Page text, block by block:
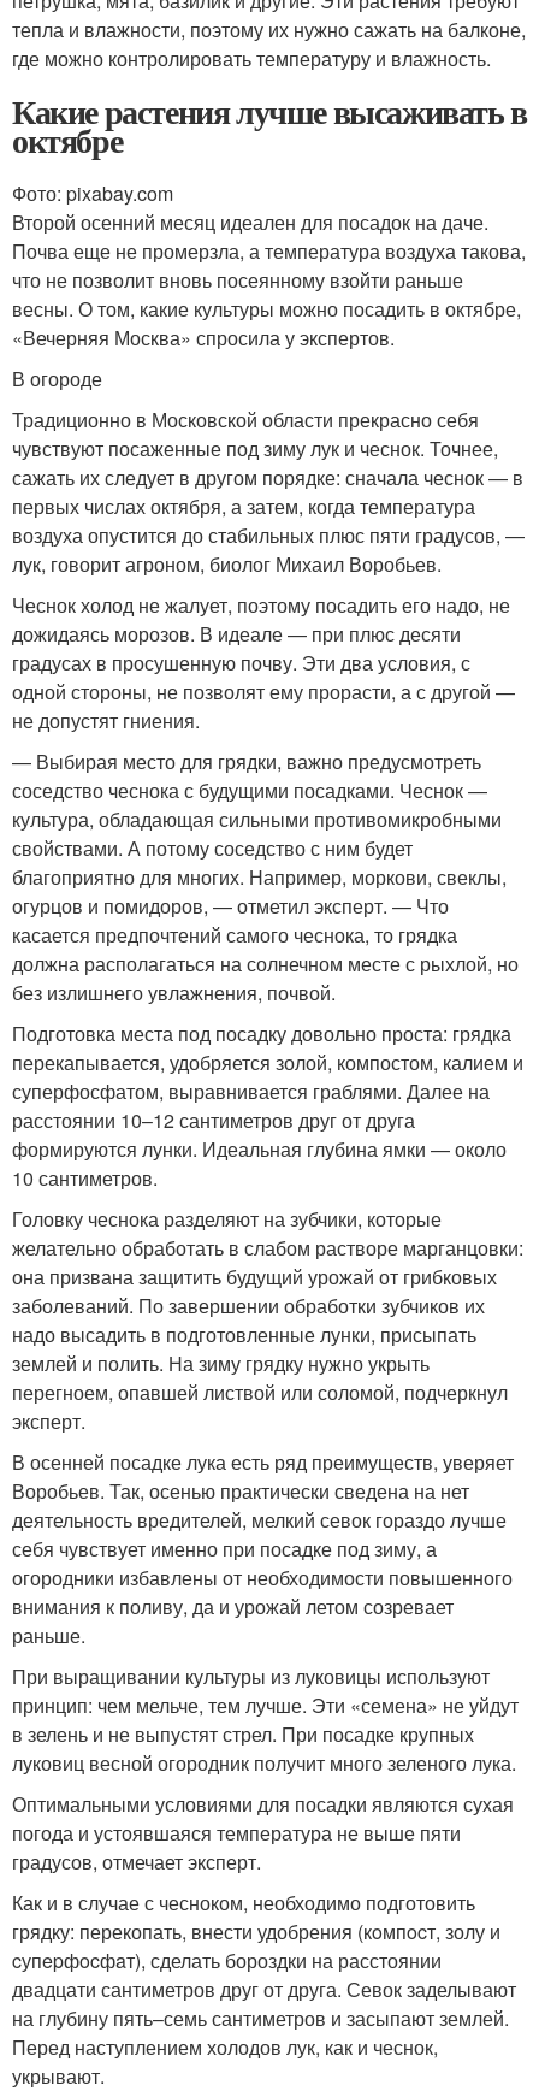
тепла и влажности, поэтому их нужно сажать на балконе,
где можно контролировать температуру и влажность.
Какие растения лучше высаживать в
октябре
Фото: pixabay.com
Второй осенний месяц идеален для посадок на даче.
Почва еще не промерзла, а температура воздуха такова,
что не позволит вновь посеянному взойти раньше
весны. О том, какие культуры можно посадить в октябре,
«Вечерняя Москва» спросила у экспертов.
В огороде
Традиционно в Московской области прекрасно себя
чувствуют посаженные под зиму лук и чеснок. Точнее,
сажать их следует в другом порядке: сначала чеснок — в
первых числах октября, а затем, когда температура
воздуха опустится до стабильных плюс пяти градусов, —
лук, говорит агроном, биолог Михаил Воробьев.
Чеснок холод не жалует, поэтому посадить его надо, не
дожидаясь морозов. В идеале — при плюс десяти
градусах в просушенную почву. Эти два условия, с
одной стороны, не позволят ему прорасти, а с другой —
не допустят гниения.
— Выбирая место для грядки, важно предусмотреть
соседство чеснока с будущими посадками. Чеснок —
культура, обладающая сильными противомикробными
свойствами. А потому соседство с ним будет
благоприятно для многих. Например, моркови, свеклы,
огурцов и помидоров, — отметил эксперт. — Что
касается предпочтений самого чеснока, то грядка
должна располагаться на солнечном месте с рыхлой, но
без излишнего увлажнения, почвой.
Подготовка места под посадку довольно проста: грядка
перекапывается, удобряется золой, компостом, калием и
суперфосфатом, выравнивается граблями. Далее на
расстоянии 10–12 сантиметров друг от друга
формируются лунки. Идеальная глубина ямки — около
10 сантиметров.
Головку чеснока разделяют на зубчики, которые
желательно обработать в слабом растворе марганцовки:
она призвана защитить будущий урожай от грибковых
заболеваний. По завершении обработки зубчиков их
надо высадить в подготовленные лунки, присыпать
землей и полить. На зиму грядку нужно укрыть
перегноем, опавшей листвой или соломой, подчеркнул
эксперт.
В осенней посадке лука есть ряд преимуществ, уверяет
Воробьев. Так, осенью практически сведена на нет
деятельность вредителей, мелкий севок гораздо лучше
себя чувствует именно при посадке под зиму, а
огородники избавлены от необходимости повышенного
внимания к поливу, да и урожай летом созревает
раньше.
При выращивании культуры из луковицы используют
принцип: чем мельче, тем лучше. Эти «семена» не уйдут
в зелень и не выпустят стрел. При посадке крупных
луковиц весной огородник получит много зеленого лука.
Оптимальными условиями для посадки являются сухая
погода и устоявшаяся температура не выше пяти
градусов, отмечает эксперт.
Как и в случае с чесноком, необходимо подготовить
грядку: перекопать, внести удобрения (кoмпocт, золу и
cупepфocфaт), сделать бороздки на расстоянии
двадцати сантиметров друг от друга. Севок заделывают
на глубину пять–семь сантиметров и засыпают землей.
Перед наступлением холодов лук, как и чеснок,
укрывают.